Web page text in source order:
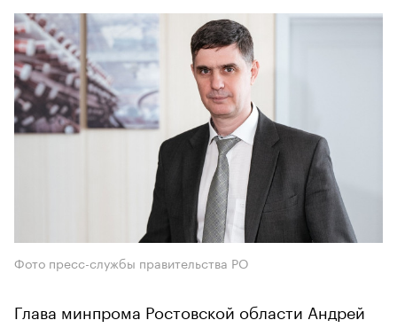
Фото пресс-службы правительства РО
Глава минпрома Ростовской области Андрей